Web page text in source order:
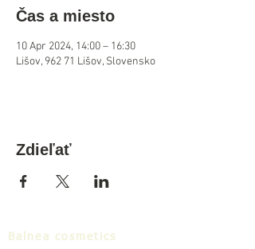
Čas a miesto
10 Apr 2024, 14:00 – 16:30
Lišov, 962 71 Lišov, Slovensko
Zdieľať
Balnea cosmetics